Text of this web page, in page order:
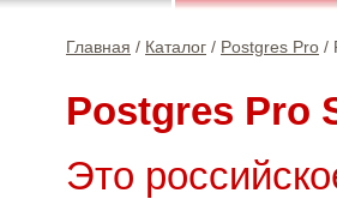
Главная / Каталог / Postgres Pro /
Postgres Pro
Это